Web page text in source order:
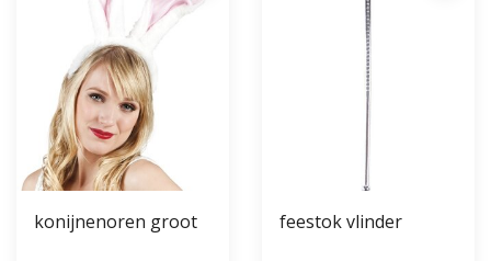
konijnenoren groot feestok vlinder